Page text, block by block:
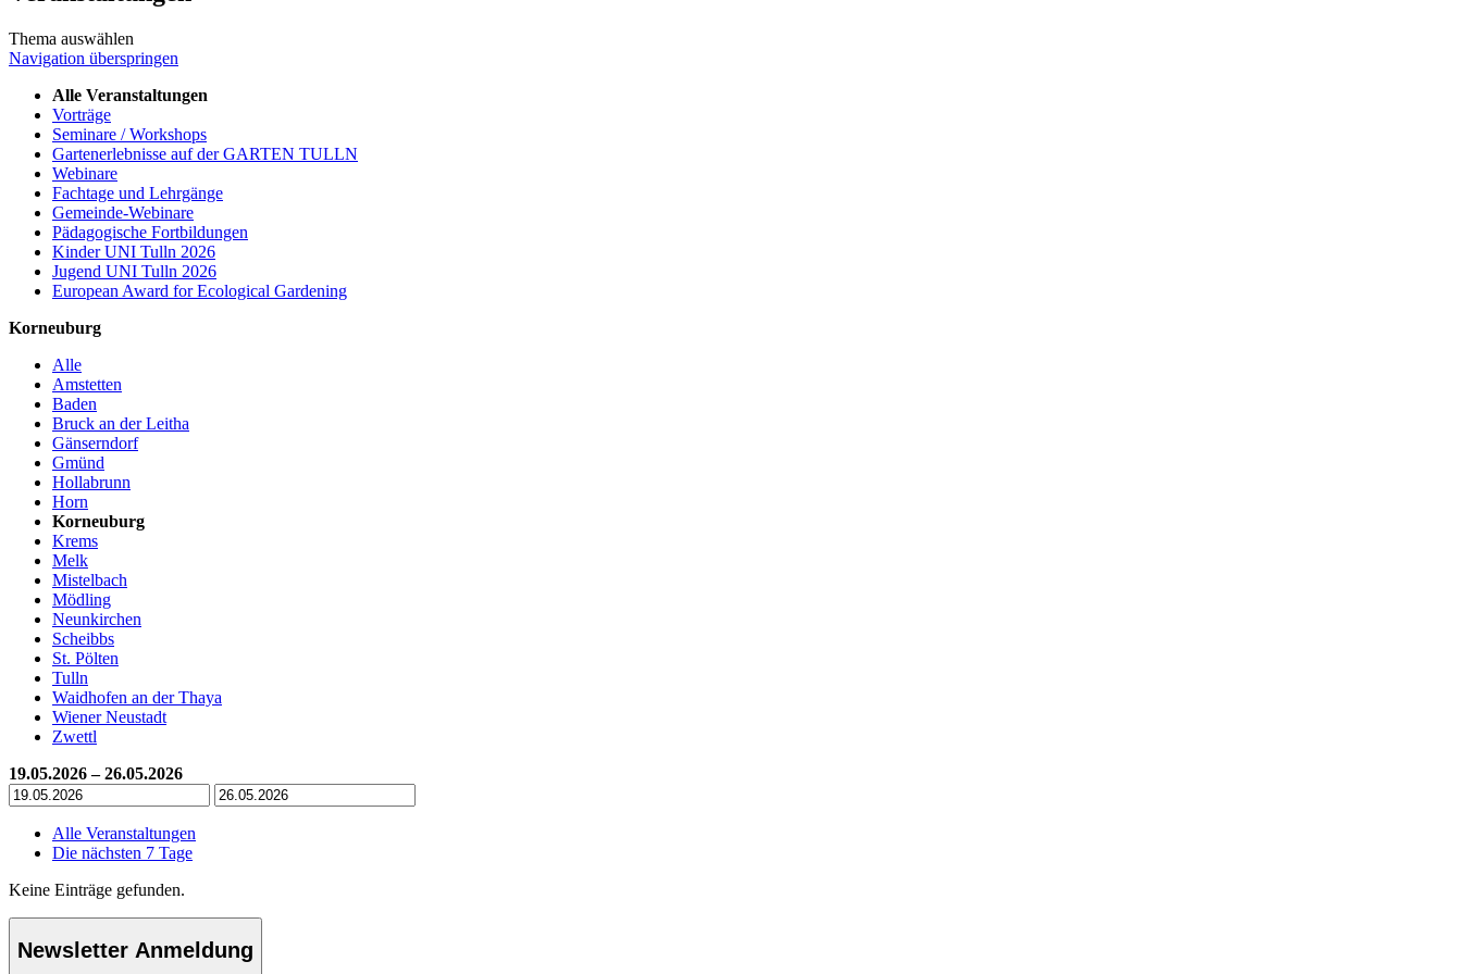
Thema auswählen
Navigation überspringen
Alle Veranstaltungen
Vorträge
Seminare / Workshops
Gartenerlebnisse auf der GARTEN TULLN
Webinare
Fachtage und Lehrgänge
Gemeinde-Webinare
Pädagogische Fortbildungen
Kinder UNI Tulln 2026
Jugend UNI Tulln 2026
European Award for Ecological Gardening
Korneuburg
Alle
Amstetten
Baden
Bruck an der Leitha
Gänserndorf
Gmünd
Hollabrunn
Horn
Korneuburg
Krems
Melk
Mistelbach
Mödling
Neunkirchen
Scheibbs
St. Pölten
Tulln
Waidhofen an der Thaya
Wiener Neustadt
Zwettl
19.05.2026 – 26.05.2026
Alle Veranstaltungen
Die nächsten 7 Tage
Keine Einträge gefunden.
Newsletter Anmeldung